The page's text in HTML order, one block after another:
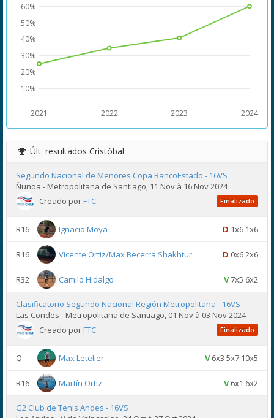
2021 2022 2023 2024
10%
20%
30%
40%
50%
60%
Últ. resultados Cristóbal
Segundo Nacional de Menores Copa BancoEstado - 16VS
Ñuñoa - Metropolitana de Santiago, 11 Nov à 16 Nov 2024
Creado porFTC Finalizado
R16 Ignacio Moya D 1x6 1x6
R16 Vicente Ortiz/Max Becerra Shakhtur D 0x6 2x6
R32 Camilo Hidalgo V7x5 6x2
Clasificatorio Segundo Nacional Región Metropolitana - 16VS
Las Condes - Metropolitana de Santiago, 01 Nov à 03 Nov 2024
Creado porFTC Finalizado
Q Max Letelier V6x3 5x7 10x5
R16 Martín Ortiz V6x1 6x2
G2 Club de Tenis Andes - 16VS